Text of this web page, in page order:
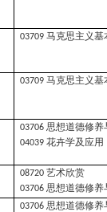
03709马克思主义基
03709马克思主义基
03706思想道德修养
04039花卉学及应用
08720艺术欣赏
03706思想道德修养
03706思想道德修养